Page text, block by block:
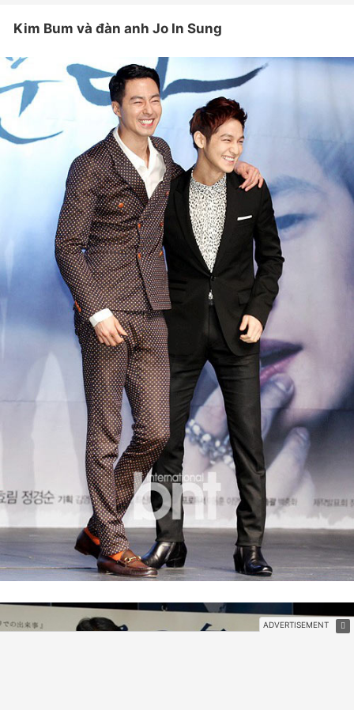
Kim Bum và đàn anh Jo In Sung